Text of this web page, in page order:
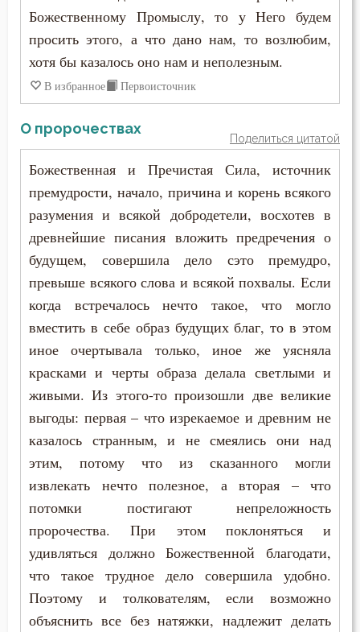
Последние времена
Пост
Похвала
Похоть
Праведность
Праздник
Прелюбодеяние
Пример
Причастие
Промысел Божий
Проповеди
Прошение
Прощение
Пьянство
Божественному Промыслу, то у Него будем
просить этого, а что дано нам, то возлюбим,
хотя бы казалось оно нам и неполезным.
В избранное Первоисточник
О пророчествах
Поделиться цитатой
Божественная и Пречистая Сила, источник
премудрости, начало, причина и корень всякого
разумения и всякой добродетели, восхотев в
древнейшие писания вложить предречения о
будущем, совершила дело сэто премудро,
превыше всякого слова и всякой похвалы. Если
когда встречалось нечто такое, что могло
вместить в себе образ будущих благ, то в этом
иное очертывала только, иное же уясняла
красками и черты образа делала светлыми и
живыми. Из этого-то произошли две великие
выгоды: первая – что изрекаемое и древним не
казалось странным, и не смеялись они над
этим, потому что из сказанного могли
извлекать нечто полезное, а вторая – что
потомки постигают непреложность
пророчества. При этом поклоняться и
удивляться должно Божественной благодати,
что такое трудное дело совершила удобно.
Поэтому и толкователям, если возможно
объяснить все без натяжки, надлежит делать